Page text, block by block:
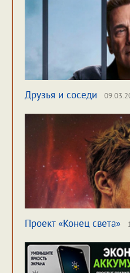
Друзья и соседи
Проект «Конец света»